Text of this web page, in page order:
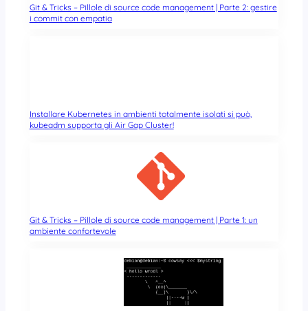
Git & Tricks – Pillole di source code management | Parte 2: gestire
i commit con empatia
Installare Kubernetes in ambienti totalmente isolati si può,
kubeadm supporta gli Air Gap Cluster!
Git & Tricks – Pillole di source code management | Parte 1: un
ambiente confortevole